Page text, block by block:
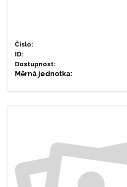
Číslo:
ID:
Dostupnost:
Měrná jednotka: